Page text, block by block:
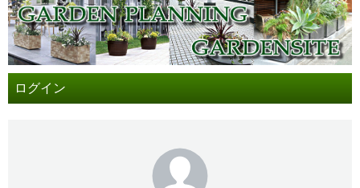
ログイン